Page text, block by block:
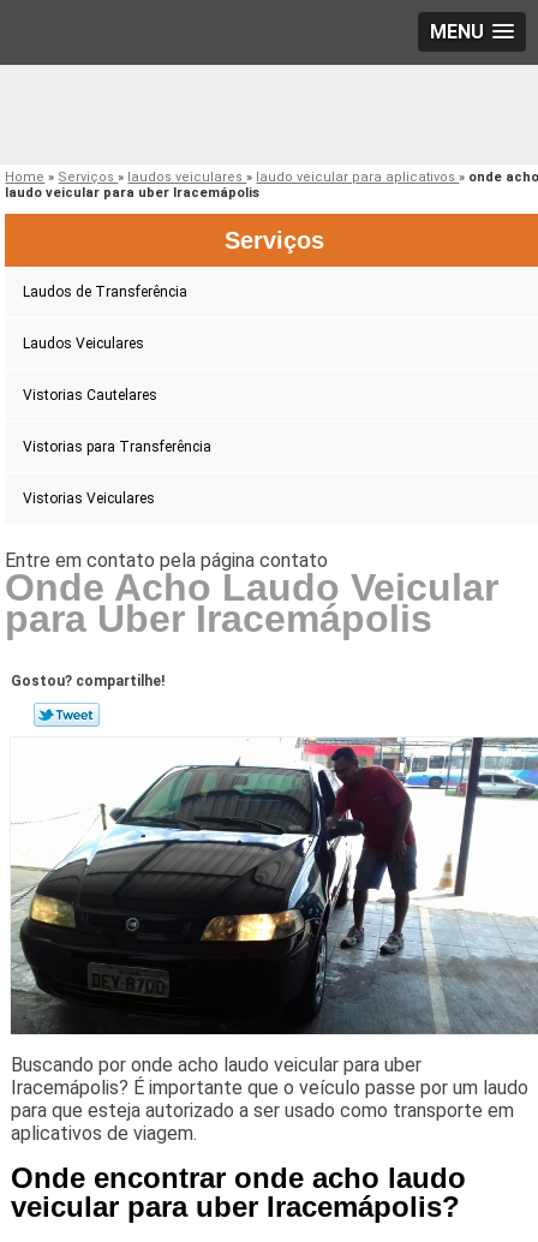
MENU
Home » Serviços» laudos veiculares» laudo veicular para aplicativos» onde
laudo veicular para uber Iracemápolis
Serviços
Laudos de Transferência
Laudos Veiculares
Vistorias Cautelares
Vistorias para Transferência
Vistorias Veiculares
Onde Acho Laudo Veicular
para Uber Iracemápolis
Gostou? compartilhe!
Buscando por onde acho laudo veicular para uber
Iracemápolis? É importante que o veículo passe por um laudo
para que esteja autorizado a ser usado como transporte em
aplicativos de viagem.
Onde encontrar onde acho laudo
veicular para uber Iracemápolis?